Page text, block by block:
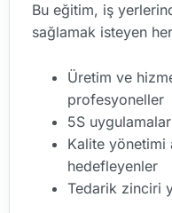
Bu eğitim, iş
sağlamak isteyen
Üretim ve
profesyoneller
5S
Kalite yönetimi
hedefleyenler
Tedarik zinciri